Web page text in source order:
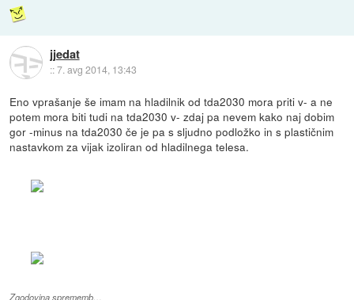
jjedat
::7. avg 2014, 13:43
Eno vprašanje še imam na hladilnik od tda2030 mora priti v- a ne
potem mora biti tudi na tda2030 v- zdaj pa nevem kako naj dobim
gor -minus na tda2030 če je pa s sljudno podložko in s plastičnim
nastavkom za vijak izoliran od hladilnega telesa.
Zgodovina sprememb…